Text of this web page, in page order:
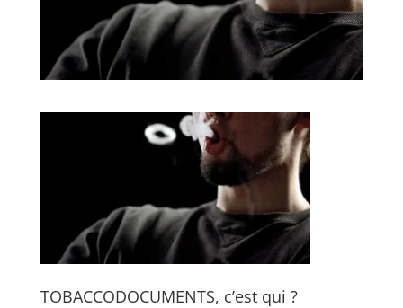
TOBACCODOCUMENTS, c’est qui ?